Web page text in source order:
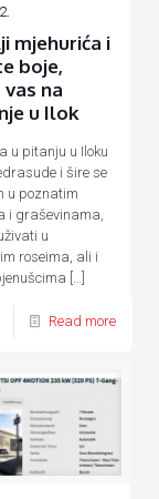
mjehurića i
boje,
na
u Ilok
u pitanju u Iloku
i šire se
u poznatim
i graševinama,
u
roseima, ali i
[…]
Read more